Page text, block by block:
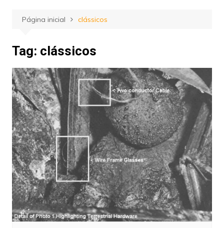
Página inicial clássicos
Tag: clássicos